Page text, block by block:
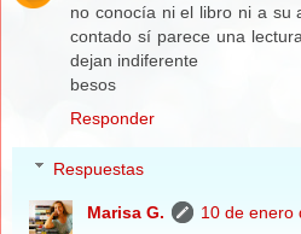
no conocía ni el libro ni a su
contado sí parece una
dejan indiferente
besos
Responder
Respuestas
Marisa G.
10 de enero